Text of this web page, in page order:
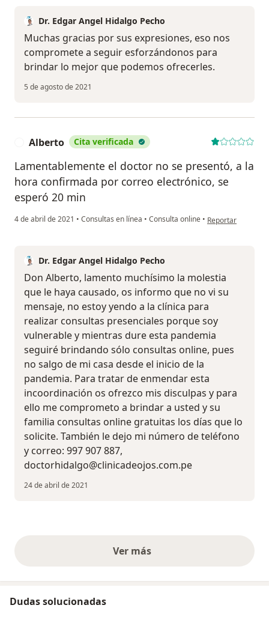
Dr. Edgar Angel Hidalgo Pecho
Muchas gracias por sus expresiones, eso nos
compromete a seguir esforzándonos para
brindar lo mejor que podemos ofrecerles.
5 de agosto de 2021
Alberto Cita verificada
Lamentablemente el doctor no se presentó, a la
hora confirmada por correo electrónico, se
esperó 20 min
4 de abril de 2021 • Consultas en línea • Consulta online • en opinión del
Reportar
Dr. Edgar Angel Hidalgo Pecho
Don Alberto, lamento muchísimo la molestia
que le haya causado, os informo que no vi su
mensaje, no estoy yendo a la clínica para
realizar consultas presenciales porque soy
vulnerable y mientras dure esta pandemia
seguiré brindando sólo consultas online, pues
no salgo de mi casa desde el inicio de la
pandemia. Para tratar de enmendar esta
incoordinación os ofrezco mis disculpas y para
ello me comprometo a brindar a usted y su
familia consultas online gratuitas los días que lo
solicite. También le dejo mi número de teléfono
y correo: 997 907 887,
doctorhidalgo@clinicadeojos.com.pe
24 de abril de 2021
Ver másopiniones anteriores
Dudas solucionadas